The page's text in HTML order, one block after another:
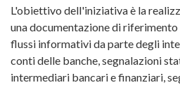
L'obiettivo dell'iniziativa è la
una documentazione di
flussi informativi da parte degli
conti delle banche, segnalazioni
intermediari bancari e finanziari,